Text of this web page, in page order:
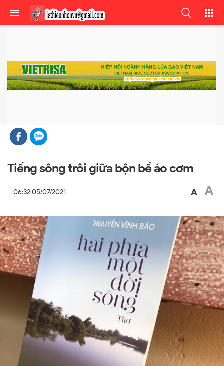
Tiếng sông trôi giữa bộn bề áo cơm
06:32 05/07/2021 A A